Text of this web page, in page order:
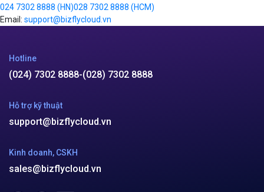
024 7302 8888 (HN)028 7302 8888 (HCM)
Email: support@bizflycloud.vn
Hotline
(024) 7302 8888-(028) 7302 8888
Hỗ trợ kỹ thuật
support@bizflycloud.vn
Kinh doanh, CSKH
sales@bizflycloud.vn